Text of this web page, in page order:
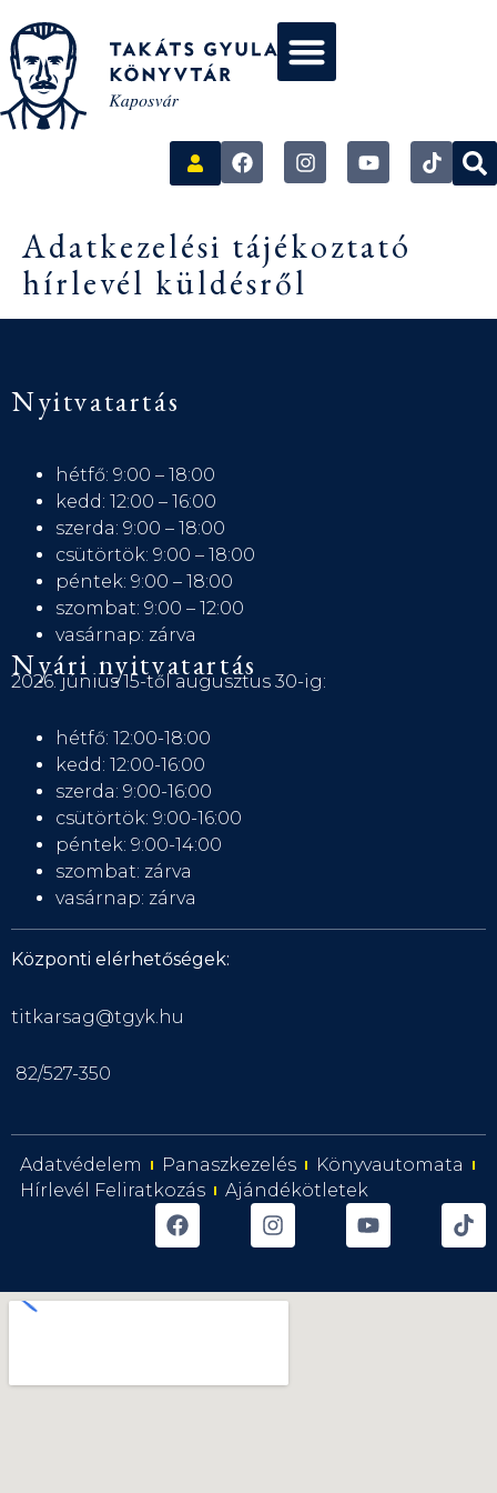
Adatkezelési tájékoztató
hírlevél küldésről
Nyitvatartás
hétfő: 9:00 – 18:00
kedd: 12:00 – 16:00
szerda: 9:00 – 18:00
csütörtök: 9:00 – 18:00
péntek: 9:00 – 18:00
szombat: 9:00 – 12:00
vasárnap: zárva
Nyári nyitvatartás
2026. június 15-től augusztus 30-ig:
hétfő: 12:00-18:00
kedd: 12:00-16:00
szerda: 9:00-16:00
csütörtök: 9:00-16:00
péntek: 9:00-14:00
szombat: zárva
vasárnap: zárva
Központi elérhetőségek:
titkarsag@tgyk.hu
82/527-350
Adatvédelem Panaszkezelés
Könyvautomata
Hírlevél Feliratkozás
Ajándékötletek